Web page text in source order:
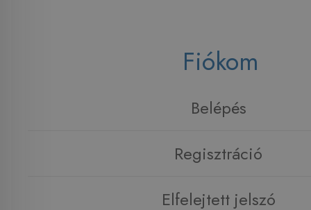
Fiókom
Belépés
Regisztráció
Elfelejtett jelszó